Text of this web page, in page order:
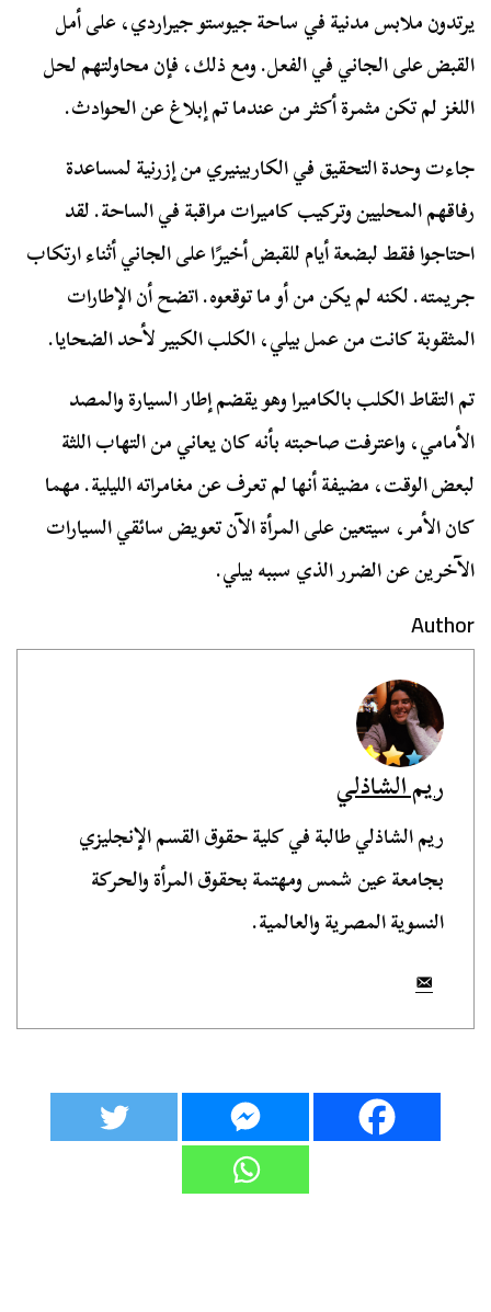
يرتدون ملابس مدنية في ساحة جيوستو جيراردي، على أمل
القبض على الجاني في الفعل. ومع ذلك، فإن محاولتهم لحل
اللغز لم تكن مثمرة أكثر من عندما تم إبلاغ عن الحوادث.
جاءت وحدة التحقيق في الكاربينيري من إزرنية لمساعدة
رفاقهم المحليين وتركيب كاميرات مراقبة في الساحة. لقد
احتاجوا فقط لبضعة أيام للقبض أخيرًا على الجاني أثناء ارتكاب
جريمته. لكنه لم يكن من أو ما توقعوه. اتضح أن الإطارات
المثقوبة كانت من عمل بيلي، الكلب الكبير لأحد الضحايا.
تم التقاط الكلب بالكاميرا وهو يقضم إطار السيارة والمصد
الأمامي، واعترفت صاحبته بأنه كان يعاني من التهاب اللثة
لبعض الوقت، مضيفة أنها لم تعرف عن مغامراته الليلية. مهما
كان الأمر، سيتعين على المرأة الآن تعويض سائقي السيارات
الآخرين عن الضرر الذي سببه بيلي.
Author
ريم الشاذلي
ريم الشاذلي طالبة في كلية حقوق القسم الإنجليزي
بجامعة عين شمس ومهتمة بحقوق المرأة والحركة
النسوية المصرية والعالمية.